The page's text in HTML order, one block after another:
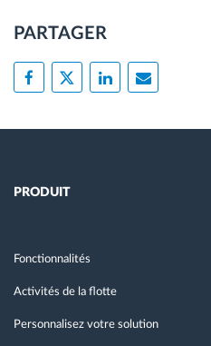
PARTAGER
PRODUIT
Fonctionnalités
Activités de la flotte
Personnalisez votre solution